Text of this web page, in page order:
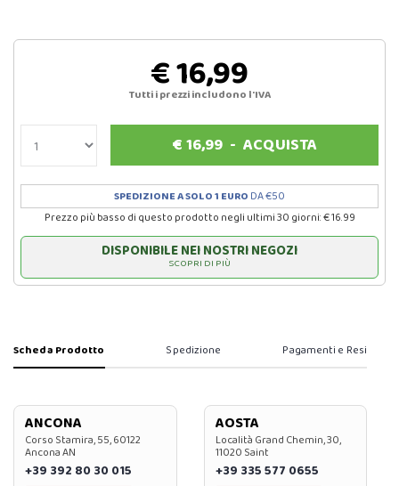
€ 16,99
Tutti i prezzi includono l'IVA
€16,99- ACQUISTA
SPEDIZIONE A SOLO 1 EURO DA €50
Prezzo più basso di questo prodotto negli ultimi 30 giorni: € 16.99
DISPONIBILE NEI NOSTRI NEGOZI
SCOPRI DI PIÙ
Scheda Prodotto Spedizione Pagamenti e Resi
ANCONA
Corso Stamira, 55, 60122
Ancona AN
+39 392 80 30 015
AOSTA
Località Grand Chemin, 30,
11020 Saint
+39 335 577 0655